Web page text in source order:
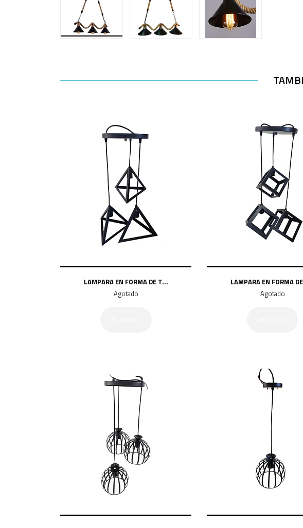
LAMPARA EN FORMA DE T...
Agotado
LAMPARA EN FORMA
Agotado